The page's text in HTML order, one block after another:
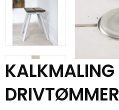
KALKMALING
DRIVTØMMER